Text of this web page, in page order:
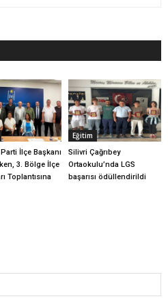
İlçe Başkanı
3. Bölge İlçe
Toplantısına
Eğitim
Silivri Çağrıbey
Ortaokulu’nda LGS
başarısı ödüllendirildi